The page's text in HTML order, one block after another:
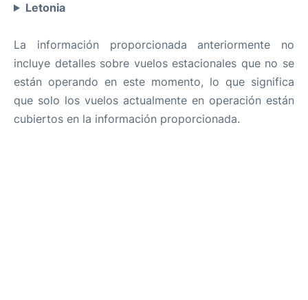
Letonia
La información proporcionada anteriormente no
incluye detalles sobre vuelos estacionales que no se
están operando en este momento, lo que significa
que solo los vuelos actualmente en operación están
cubiertos en la información proporcionada.